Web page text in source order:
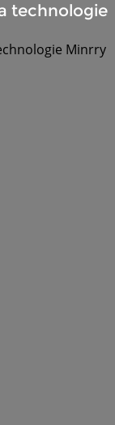
technologie
Minrry